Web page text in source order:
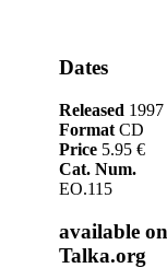
Dates
Released 1997
Format CD
Price 5.95 €
Cat. Num.
EO.115
available on
Talka.org